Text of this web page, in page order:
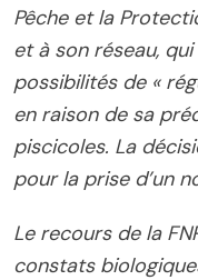
Pêche et la
et à son réseau,
possibilités de «
en raison de sa
piscicoles. La
pour la prise d’un
Le recours de la
constats